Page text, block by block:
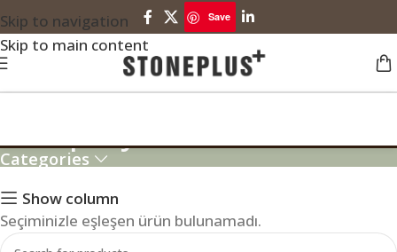
Skip to navigation
Skip to main content
Save
Categories
Show column
Seçiminizle eşleşen ürün bulunamadı.